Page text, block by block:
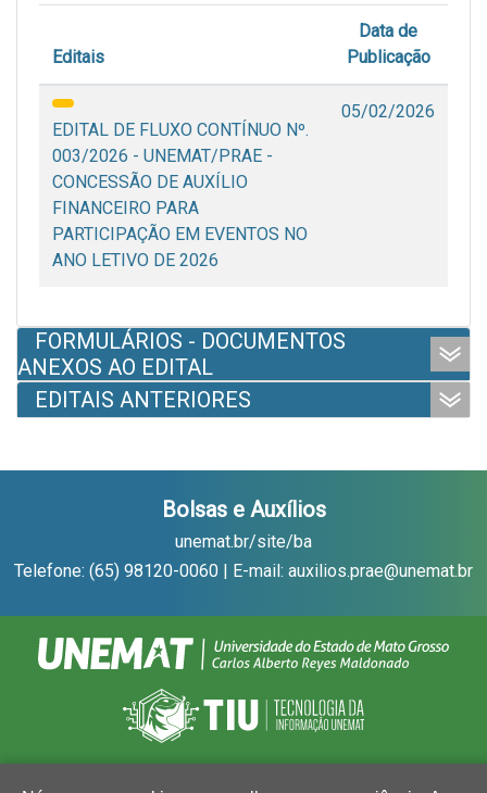
Editais
Data de
Publicação
EDITAL DE FLUXO CONTÍNUO Nº.
003/2026 - UNEMAT/PRAE -
CONCESSÃO DE AUXÍLIO
FINANCEIRO PARA
PARTICIPAÇÃO EM EVENTOS NO
ANO LETIVO DE 2026
05/02/2026
FORMULÁRIOS - DOCUMENTOS
ANEXOS AO EDITAL
EDITAIS ANTERIORES
Bolsas e Auxílios
unemat.br/site/ba
Telefone: (65) 98120-0060 | E-mail: auxilios.prae@unemat.br